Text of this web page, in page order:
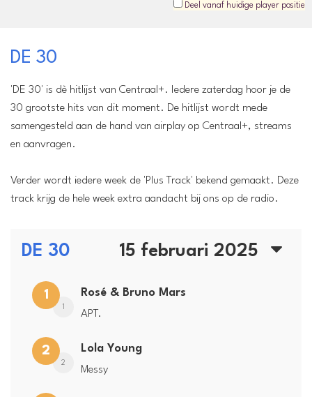
Deel vanaf huidige player positie
DE 30
'DE 30' is dè hitlijst van Centraal+. Iedere zaterdag hoor je de
30 grootste hits van dit moment. De hitlijst wordt mede
samengesteld aan de hand van airplay op Centraal+, streams
en aanvragen.
Verder wordt iedere week de 'Plus Track' bekend gemaakt. Deze
track krijg de hele week extra aandacht bij ons op de radio.
DE 30 15 februari 2025
1
1
Rosé & Bruno Mars
APT.
2
2
Lola Young
Messy